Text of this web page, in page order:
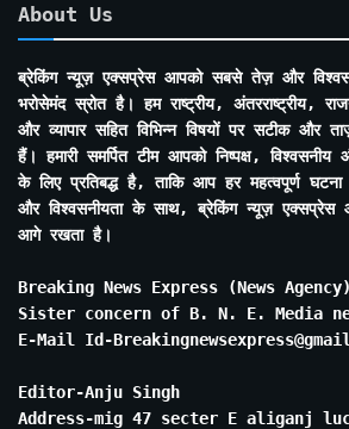
About Us
ब्रेकिंग न्यूज़ एक्सप्रेस आपको सबसे तेज़ और
भरोसेमंद स्रोत है। हम राष्ट्रीय, अंतरराष्ट्रीय,
और व्यापार सहित विभिन्न विषयों पर सटीक और
हैं। हमारी समर्पित टीम आपको निष्पक्ष,
के लिए प्रतिबद्ध है, ताकि आप हर महत्वपूर्ण
और विश्वसनीयता के साथ, ब्रेकिंग न्यूज़
आगे रखता है।
Breaking News Express (News Agency)
Sister concern of B. N. E. Media
E-Mail Id-
Editor-Anju Singh
Address-mig 47 secter E aliganj